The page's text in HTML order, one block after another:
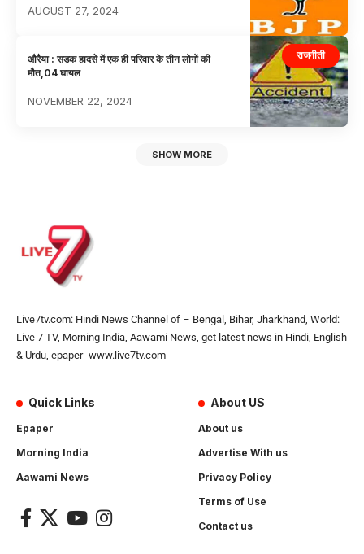
AUGUST 27, 2024
राजनीती
औरैया : सडक हादसे में एक ही परिवार के तीन लोगों की
मौत,04 घायल
NOVEMBER 22, 2024
SHOW MORE
Live7tv.com: Hindi News Channel of – Bengal, Bihar, Jharkhand, World:
Live 7 TV, Morning India, Aawami News, get latest news in Hindi, English
& Urdu, epaper- www.live7tv.com
Quick Links
Epaper
Morning India
Aawami News
About US
About us
Advertise With us
Privacy Policy
Terms of Use
Contact us